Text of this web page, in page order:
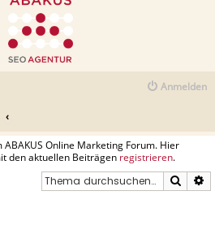
Anmelden
Online Marketing Forum. Hier
den aktuellen Beiträgen registrieren.
Suche